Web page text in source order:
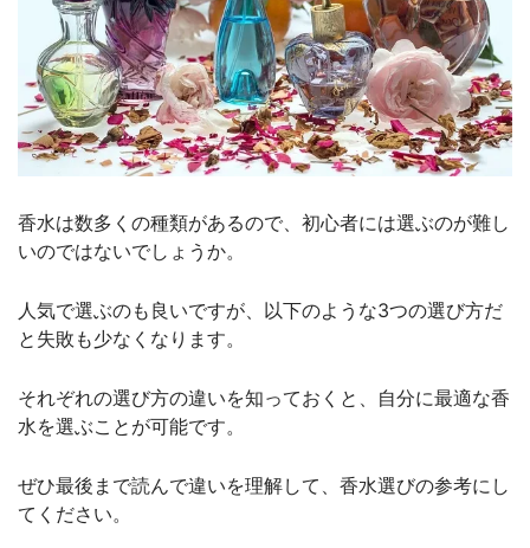
香水は数多くの種類があるので、初心者には選ぶのが難し
いのではないでしょうか。
人気で選ぶのも良いですが、以下のような3つの選び方だ
と失敗も少なくなります。
それぞれの選び方の違いを知っておくと、自分に最適な香
水を選ぶことが可能です。
ぜひ最後まで読んで違いを理解して、香水選びの参考にし
てください。